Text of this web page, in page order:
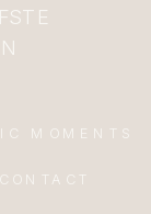
CONTACT
MOMENTS